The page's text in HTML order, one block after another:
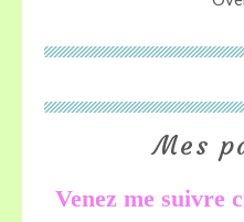
Mes
Venez me suivre